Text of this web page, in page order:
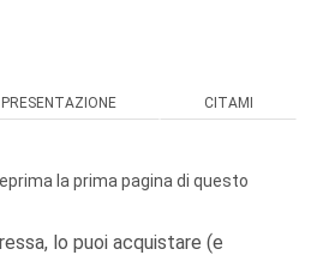
PRESENTAZIONE CITAMI
la prima pagina di questo
lo puoi acquistare (e